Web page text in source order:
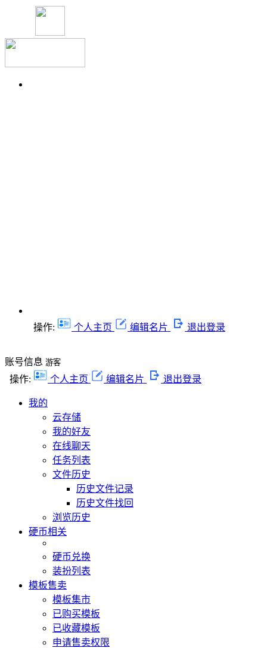
操作: 个人主页 编辑名片 退出登录
账号信息 游客
操作: 个人主页 编辑名片 退出登录
我的
云存储
我的好友
在线聊天
任务列表
文件历史
历史文件记录
历史文件找回
浏览历史
硬币相关
硬币兑换
装扮列表
模板售卖
模板集市
已购买模板
已收藏模板
申请售卖权限